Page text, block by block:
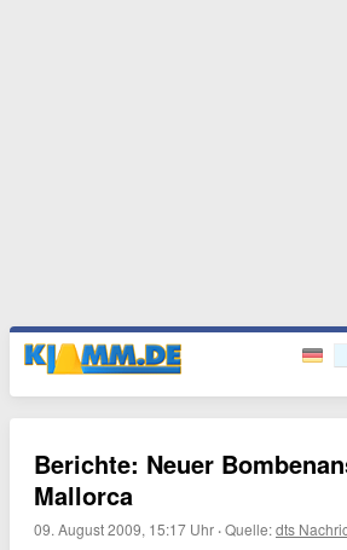
Berichte: Neuer
Mallorca
09. August 2009, 15:17 Uhr ·Quelle:dts